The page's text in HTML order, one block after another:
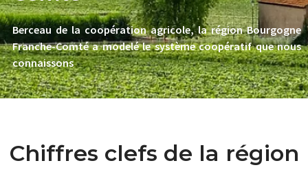
Berceau de la coopération agricole, la région Bourgogne
Franche-Comté a modelé le système coopératif que nous
connaissons
Chiffres clefs de la région